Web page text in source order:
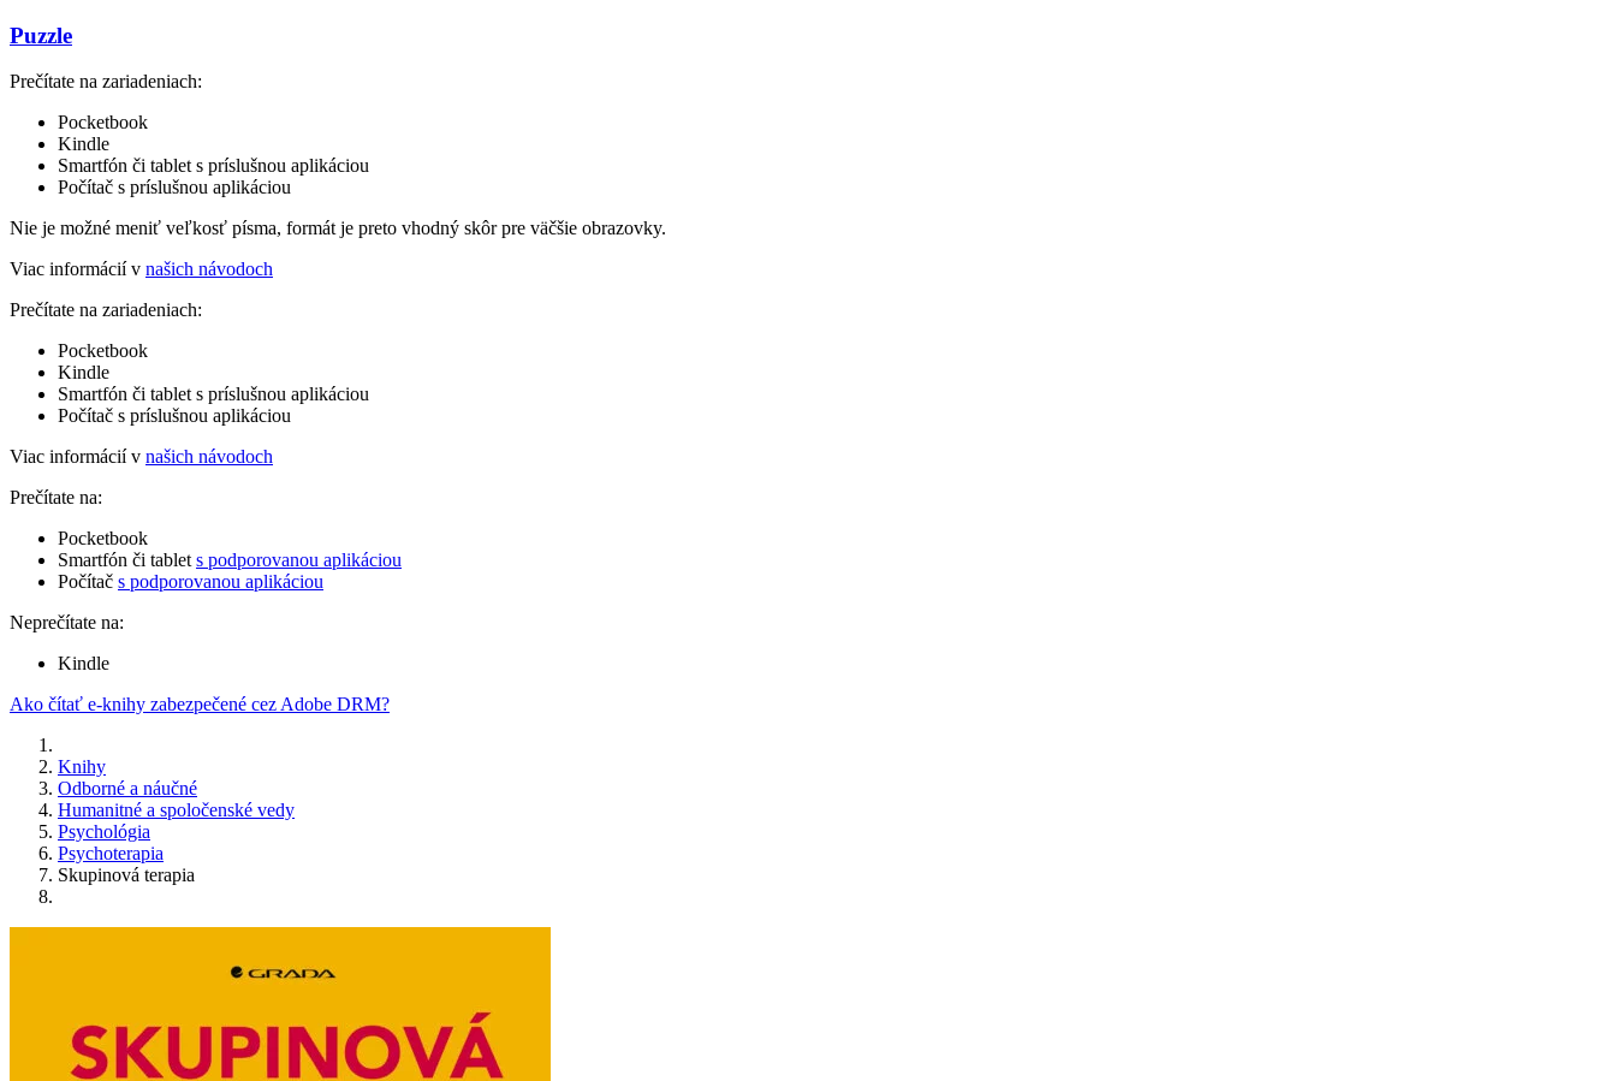
Puzzle
Prečítate na zariadeniach:
Pocketbook
Kindle
Smartfón či tablet s príslušnou aplikáciou
Počítač s príslušnou aplikáciou
Nie je možné meniť veľkosť písma, formát je preto vhodný skôr pre väčšie obrazovky.
Viac informácií v našich návodoch
Prečítate na zariadeniach:
Pocketbook
Kindle
Smartfón či tablet s príslušnou aplikáciou
Počítač s príslušnou aplikáciou
Viac informácií v našich návodoch
Prečítate na:
Pocketbook
Smartfón či tablet s podporovanou aplikáciou
Počítač s podporovanou aplikáciou
Neprečítate na:
Kindle
Ako čítať e-knihy zabezpečené cez Adobe DRM?
Knihy
Odborné a náučné
Humanitné a spoločenské vedy
Psychológia
Psychoterapia
Skupinová terapia